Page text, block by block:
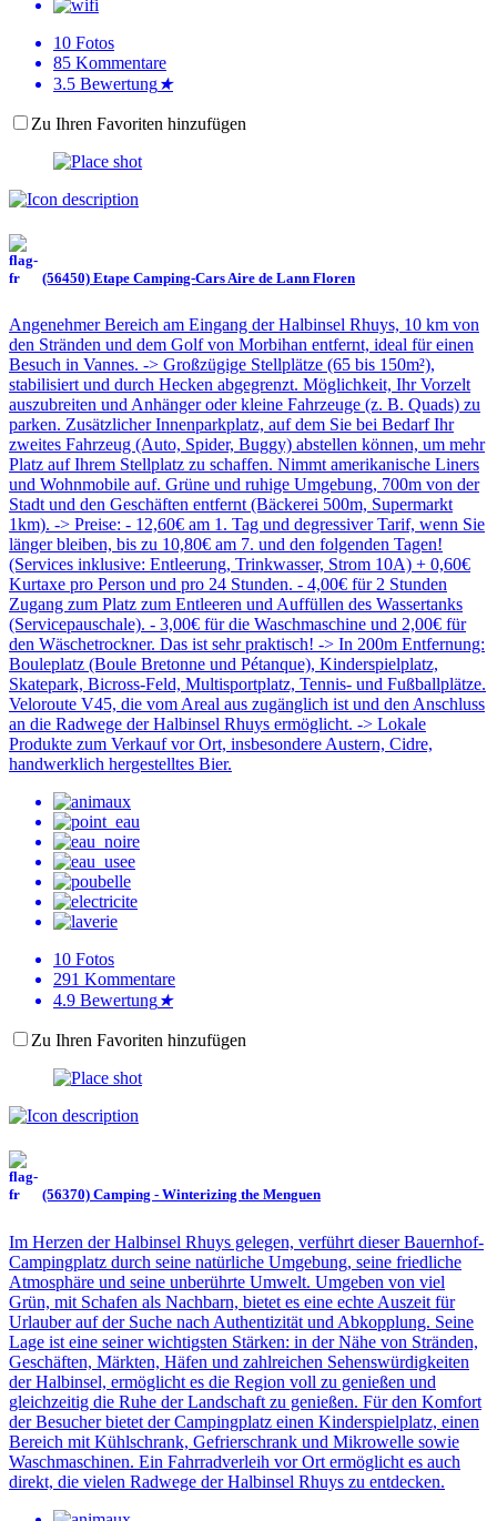
10 Fotos
85 Kommentare
3.5 Bewertung★
Zu Ihren Favoriten hinzufügen
(56450) Etape Camping-Cars Aire de Lann Floren
Angenehmer Bereich am Eingang der Halbinsel Rhuys, 10 km von
den Stränden und dem Golf von Morbihan entfernt, ideal für einen
Besuch in Vannes. -> Großzügige Stellplätze (65 bis 150m²),
stabilisiert und durch Hecken abgegrenzt. Möglichkeit, Ihr Vorzelt
auszubreiten und Anhänger oder kleine Fahrzeuge (z. B. Quads) zu
parken. Zusätzlicher Innenparkplatz, auf dem Sie bei Bedarf Ihr
zweites Fahrzeug (Auto, Spider, Buggy) abstellen können, um mehr
Platz auf Ihrem Stellplatz zu schaffen. Nimmt amerikanische Liners
und Wohnmobile auf. Grüne und ruhige Umgebung, 700m von der
Stadt und den Geschäften entfernt (Bäckerei 500m, Supermarkt
1km). -> Preise: - 12,60€ am 1. Tag und degressiver Tarif, wenn Sie
länger bleiben, bis zu 10,80€ am 7. und den folgenden Tagen!
(Services inklusive: Entleerung, Trinkwasser, Strom 10A) + 0,60€
Kurtaxe pro Person und pro 24 Stunden. - 4,00€ für 2 Stunden
Zugang zum Platz zum Entleeren und Auffüllen des Wassertanks
(Servicepauschale). - 3,00€ für die Waschmaschine und 2,00€ für
den Wäschetrockner. Das ist sehr praktisch! -> In 200m Entfernung:
Bouleplatz (Boule Bretonne und Pétanque), Kinderspielplatz,
Skatepark, Bicross-Feld, Multisportplatz, Tennis- und Fußballplätze.
Veloroute V45, die vom Areal aus zugänglich ist und den Anschluss
an die Radwege der Halbinsel Rhuys ermöglicht. -> Lokale
Produkte zum Verkauf vor Ort, insbesondere Austern, Cidre,
handwerklich hergestelltes Bier.
10 Fotos
291 Kommentare
4.9 Bewertung★
Zu Ihren Favoriten hinzufügen
(56370) Camping - Winterizing the Menguen
Im Herzen der Halbinsel Rhuys gelegen, verführt dieser Bauernhof-
Campingplatz durch seine natürliche Umgebung, seine friedliche
Atmosphäre und seine unberührte Umwelt. Umgeben von viel
Grün, mit Schafen als Nachbarn, bietet es eine echte Auszeit für
Urlauber auf der Suche nach Authentizität und Abkopplung. Seine
Lage ist eine seiner wichtigsten Stärken: in der Nähe von Stränden,
Geschäften, Märkten, Häfen und zahlreichen Sehenswürdigkeiten
der Halbinsel, ermöglicht es die Region voll zu genießen und
gleichzeitig die Ruhe der Landschaft zu genießen. Für den Komfort
der Besucher bietet der Campingplatz einen Kinderspielplatz, einen
Bereich mit Kühlschrank, Gefrierschrank und Mikrowelle sowie
Waschmaschinen. Ein Fahrradverleih vor Ort ermöglicht es auch
direkt, die vielen Radwege der Halbinsel Rhuys zu entdecken.